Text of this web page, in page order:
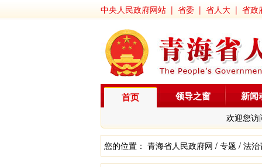
中央人民政府网站 | 省委 | 省人大 | 省政
首页
欢迎您访
领导之窗 新闻
您的位置： 青海省人民政府网 / 专题 / 法治